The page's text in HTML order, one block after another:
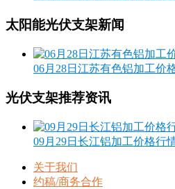
太阳能光伏支架新闻
06月28日江苏有色铝加工价
光伏支架推荐资讯
09月29日长江铝加工价格行
关于我们
约稿/商务合作